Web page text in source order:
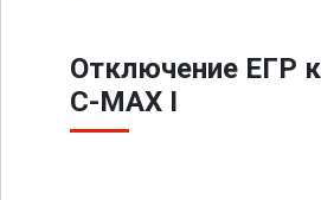
Отключение ЕГР
C-MAX I